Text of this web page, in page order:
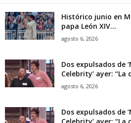
Histórico junio en
papa León XIV...
agosto 6, 2026
Dos expulsados de
Celebrity’ ayer: “La
agosto 6, 2026
Dos expulsados de